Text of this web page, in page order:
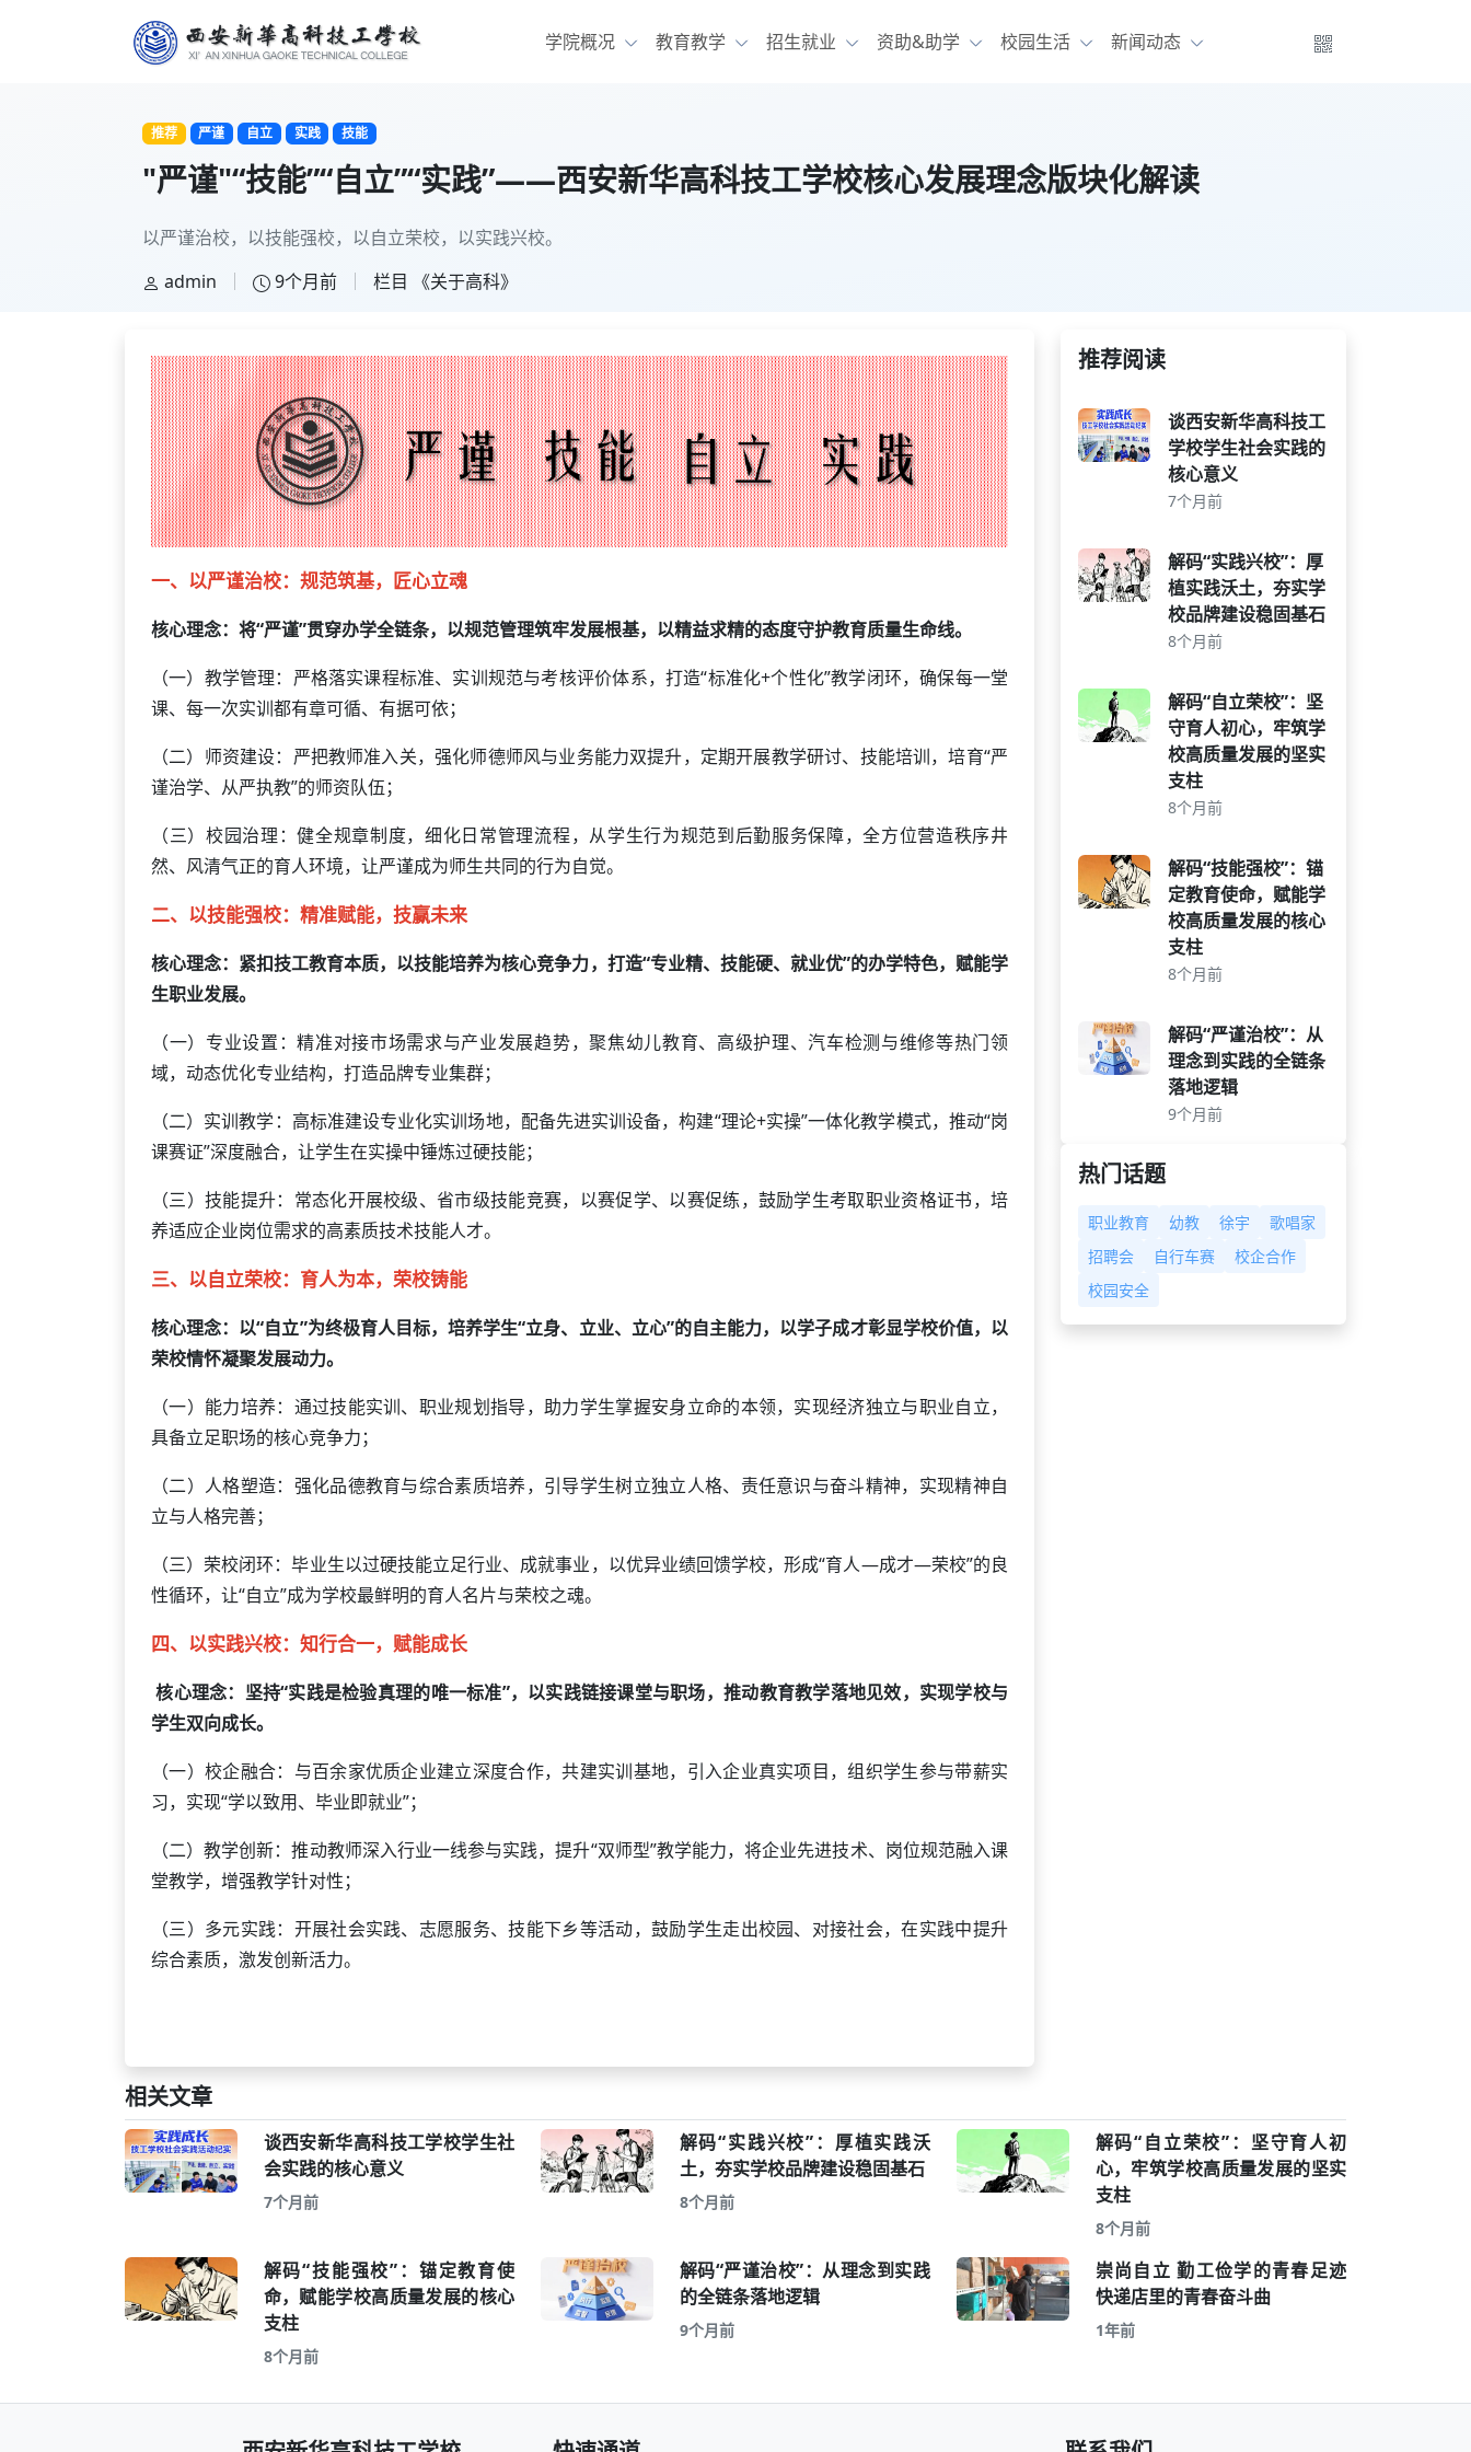
学院概况 教育教学 招生就业 资助&助学 校园生活 新闻动态
推荐 严谨 自立 实践 技能
"严谨"“技能”“自立”“实践”——西安新华高科技工学校核心发展理念版块化解读
以严谨治校，以技能强校，以自立荣校，以实践兴校。
admin
9个月前 栏目 《关于高科》
一、以严谨治校：规范筑基，匠心立魂
核心理念：将“严谨”贯穿办学全链条，以规范管理筑牢发展根基，以精益求精的态度守护教育质量生命线。
（一）教学管理：严格落实课程标准、实训规范与考核评价体系，打造“标准化+个性化”教学闭环，确保每一堂
课、每一次实训都有章可循、有据可依；
（二）师资建设：严把教师准入关，强化师德师风与业务能力双提升，定期开展教学研讨、技能培训，培育“严
谨治学、从严执教”的师资队伍；
（三）校园治理：健全规章制度，细化日常管理流程，从学生行为规范到后勤服务保障，全方位营造秩序井
然、风清气正的育人环境，让严谨成为师生共同的行为自觉。
二、以技能强校：精准赋能，技赢未来
核心理念：紧扣技工教育本质，以技能培养为核心竞争力，打造“专业精、技能硬、就业优”的办学特色，赋能学
生职业发展。
（一）专业设置：精准对接市场需求与产业发展趋势，聚焦幼儿教育、高级护理、汽车检测与维修等热门领
域，动态优化专业结构，打造品牌专业集群；
（二）实训教学：高标准建设专业化实训场地，配备先进实训设备，构建“理论+实操”一体化教学模式，推动“岗
课赛证”深度融合，让学生在实操中锤炼过硬技能；
（三）技能提升：常态化开展校级、省市级技能竞赛，以赛促学、以赛促练，鼓励学生考取职业资格证书，培
养适应企业岗位需求的高素质技术技能人才。
三、以自立荣校：育人为本，荣校铸能
核心理念：以“自立”为终极育人目标，培养学生“立身、立业、立心”的自主能力，以学子成才彰显学校价值，以
荣校情怀凝聚发展动力。
（一）能力培养：通过技能实训、职业规划指导，助力学生掌握安身立命的本领，实现经济独立与职业自立，
具备立足职场的核心竞争力；
（二）人格塑造：强化品德教育与综合素质培养，引导学生树立独立人格、责任意识与奋斗精神，实现精神自
立与人格完善；
（三）荣校闭环：毕业生以过硬技能立足行业、成就事业，以优异业绩回馈学校，形成“育人—成才—荣校”的良
性循环，让“自立”成为学校最鲜明的育人名片与荣校之魂。
四、以实践兴校：知行合一，赋能成长
核心理念：坚持“实践是检验真理的唯一标准”，以实践链接课堂与职场，推动教育教学落地见效，实现学校与
学生双向成长。
（一）校企融合：与百余家优质企业建立深度合作，共建实训基地，引入企业真实项目，组织学生参与带薪实
习，实现“学以致用、毕业即就业”；
（二）教学创新：推动教师深入行业一线参与实践，提升“双师型”教学能力，将企业先进技术、岗位规范融入课
堂教学，增强教学针对性；
（三）多元实践：开展社会实践、志愿服务、技能下乡等活动，鼓励学生走出校园、对接社会，在实践中提升
综合素质，激发创新活力。
推荐阅读
谈西安新华高科技工
学校学生社会实践的
核心意义
7个月前
解码“实践兴校”：厚
植实践沃土，夯实学
校品牌建设稳固基石
8个月前
解码“自立荣校”：坚
守育人初心，牢筑学
校高质量发展的坚实
支柱
8个月前
解码“技能强校”：锚
定教育使命，赋能学
校高质量发展的核心
支柱
8个月前
解码“严谨治校”：从
理念到实践的全链条
落地逻辑
9个月前
热门话题
职业教育 幼教 徐宇
歌唱家
招聘会
自行车赛
校企合作
校园安全
相关文章
谈西安新华高科技工学校学生社
会实践的核心意义
7个月前
解码“实践兴校”：厚植实践沃
土，夯实学校品牌建设稳固基石
8个月前
解码“自立荣校”：坚守育人初
心，牢筑学校高质量发展的坚实
支柱
8个月前
解码“技能强校”：锚定教育使
命，赋能学校高质量发展的核心
支柱
8个月前
解码“严谨治校”：从理念到实践
的全链条落地逻辑
9个月前
崇尚自立 勤工俭学的青春足迹
快递店里的青春奋斗曲
1年前